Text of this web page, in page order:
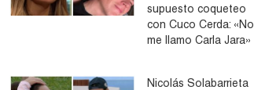
supuesto coqueteo
con Cuco Cerda: «No
me llamo Carla Jara»
Nicolás Solabarrieta